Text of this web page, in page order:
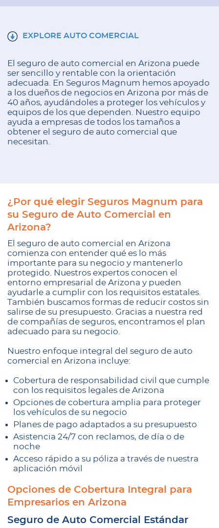
EXPLORE AUTO COMERCIAL
El seguro de auto comercial en Arizona puede
ser sencillo y rentable con la orientación
adecuada. En Seguros Magnum hemos apoyado
a los dueños de negocios en Arizona por más de
40 años, ayudándoles a proteger los vehículos y
equipos de los que dependen. Nuestro equipo
ayuda a empresas de todos los tamaños a
obtener el seguro de auto comercial que
necesitan.
¿Por qué elegir Seguros Magnum para
su Seguro de Auto Comercial en
Arizona?
El seguro de auto comercial en Arizona
comienza con entender qué es lo más
importante para su negocio y mantenerlo
protegido. Nuestros expertos conocen el
entorno empresarial de Arizona y pueden
ayudarle a cumplir con los requisitos estatales.
También buscamos formas de reducir costos sin
salirse de su presupuesto. Gracias a nuestra red
de compañías de seguros, encontramos el plan
adecuado para su negocio.
Nuestro enfoque integral del seguro de auto
comercial en Arizona incluye:
Cobertura de responsabilidad civil que cumple
con los requisitos legales de Arizona
Opciones de cobertura amplia para proteger
los vehículos de su negocio
Planes de pago adaptados a su presupuesto
Asistencia 24/7 con reclamos, de día o de
noche
Acceso rápido a su póliza a través de nuestra
aplicación móvil
Opciones de Cobertura Integral para
Empresarios en Arizona
Seguro de Auto Comercial Estándar